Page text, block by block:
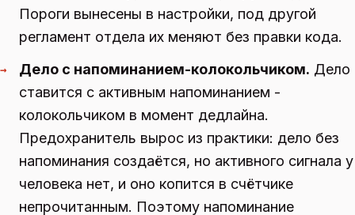
Пороги вынесены в настройки, под другой
регламент отдела их меняют без правки кода.
→ Дело с напоминанием-колокольчиком. Дело
ставится с активным напоминанием -
колокольчиком в момент дедлайна.
Предохранитель вырос из практики: дело без
напоминания создаётся, но активного сигнала у
человека нет, и оно копится в счётчике
непрочитанным. Поэтому напоминание